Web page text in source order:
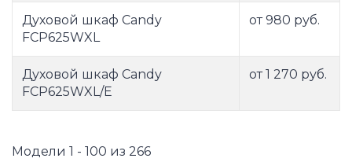
Духовой шкаф Candy
FCP625WXL
от 980 руб.
Духовой шкаф Candy
FCP625WXL/E
от 1 270 руб.
Модели 1 - 100 из 266